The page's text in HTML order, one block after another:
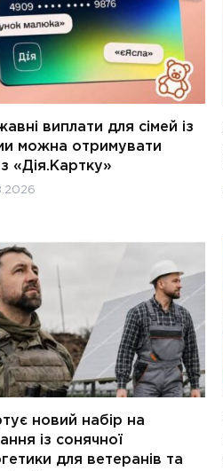
виплати для сімей із
можна отримувати
«Дія.Картку»
новий набір на
із сонячної
для ветеранів та